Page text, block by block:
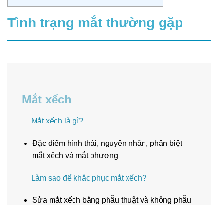
Tình trạng mắt thường gặp
Mắt xếch
Mắt xếch là gì?
Đặc điểm hình thái, nguyên nhân, phân biệt
mắt xếch và mắt phượng
Làm sao để khắc phục mắt xếch?
Sửa mắt xếch bằng phẫu thuật và không phẫu